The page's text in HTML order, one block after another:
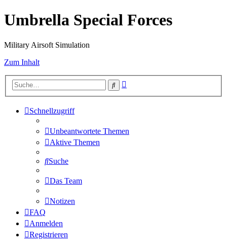
Umbrella Special Forces
Military Airsoft Simulation
Zum Inhalt
Suche
Schnellzugriff
Unbeantwortete Themen
Aktive Themen
Suche
Das Team
Notizen
FAQ
Anmelden
Registrieren